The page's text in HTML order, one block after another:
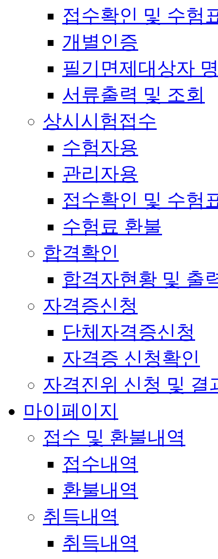
접수확인 및 수험
개별인증
필기면제대상자
서류출력 및 조회
상시시험접수
수험자용
관리자용
접수확인 및 수험
수험료 환불
합격확인
합격자현황 및 출
자격증신청
단체자격증신청
자격증 신청확인
자격진위 신청 및 결
마이페이지
접수 및 환불내역
접수내역
환불내역
취득내역
취득내역